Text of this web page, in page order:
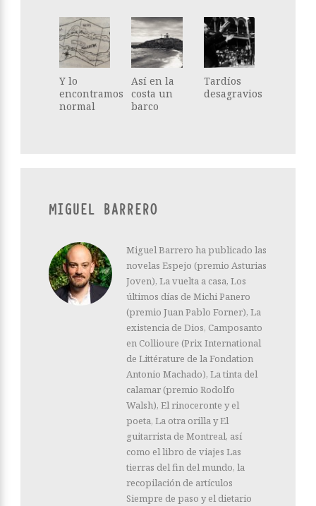
Y lo
encontramos
normal
Así en la
costa un
barco
Tardíos
desagravios
MIGUEL BARRERO
Miguel Barrero ha publicado las
novelas Espejo (premio Asturias
Joven), La vuelta a casa, Los
últimos días de Michi Panero
(premio Juan Pablo Forner), La
existencia de Dios, Camposanto
en Collioure (Prix International
de Littérature de la Fondation
Antonio Machado), La tinta del
calamar (premio Rodolfo
Walsh), El rinoceronte y el
poeta, La otra orilla y El
guitarrista de Montreal, así
como el libro de viajes Las
tierras del fin del mundo, la
recopilación de artículos
Siempre de paso y el dietario